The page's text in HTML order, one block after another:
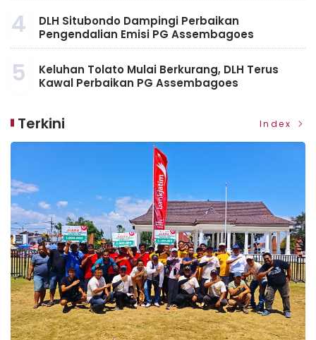
4
DLH Situbondo Dampingi Perbaikan
Pengendalian Emisi PG Assembagoes
5
Keluhan Tolato Mulai Berkurang, DLH Terus
Kawal Perbaikan PG Assembagoes
Terkini Index